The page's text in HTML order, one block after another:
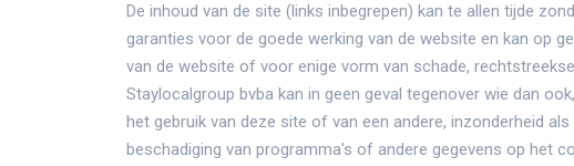
De inhoud van de site (links inbegrepen) kan te allen tijde
garanties voor de goede werking van de website en kan op
van de website of voor enige vorm van schade,
Staylocalgroup bvba kan in geen geval tegenover wie dan
het gebruik van deze site of van een andere, inzonderheid
beschadiging van programma's of andere gegevens op het